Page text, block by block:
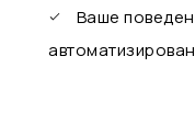
Ваше